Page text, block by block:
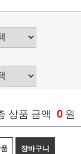
상품 금액 0 원
장바구니